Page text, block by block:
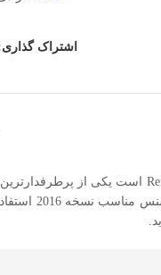
اشتراک گذاری: